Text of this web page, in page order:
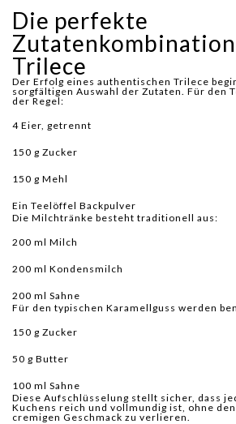
Die perfekte
Trilece
Der Erfolg eines authentischen Trilece
sorgfältigen Auswahl der Zutaten. Für den
der Regel:
4 Eier, getrennt
150 g Zucker
150 g Mehl
Ein Teelöffel Backpulver
Die Milchtränke besteht traditionell aus:
200 ml Milch
200 ml Kondensmilch
200 ml Sahne
Für den typischen Karamellguss werden
150 g Zucker
50 g Butter
100 ml Sahne
Diese Aufschlüsselung stellt sicher, dass
Kuchens reich und vollmundig ist, ohne
cremigen Geschmack zu verlieren.